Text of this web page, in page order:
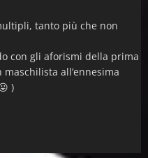
tanto più che non
con gli aforismi della prima
all’ennesima
)